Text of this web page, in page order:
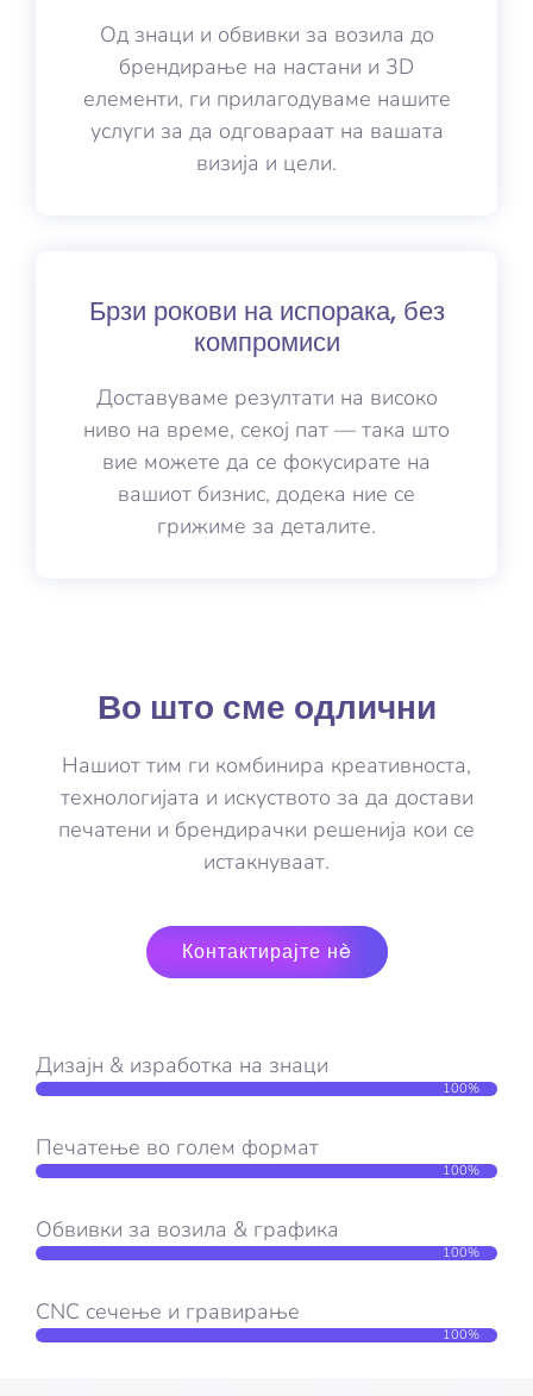
Од знаци и обвивки за возила до
брендирање на настани и 3D
елементи, ги прилагодуваме нашите
услуги за да одговараат на вашата
визија и цели.
Брзи рокови на испорака, без
компромиси
Доставуваме резултати на високо
ниво на време, секој пат — така што
вие можете да се фокусирате на
вашиот бизнис, додека ние се
грижиме за деталите.
Во што сме одлични
Нашиот тим ги комбинира креативноста,
технологијата и искуството за да достави
печатени и брендирачки решенија кои се
истакнуваат.
Контактирајте нè
Дизајн & изработка на знаци
100%
Печатење во голем формат
100%
Обвивки за возила & графика
100%
CNC сечење и гравирање
100%